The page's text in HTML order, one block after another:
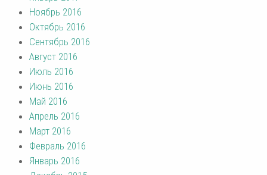
Ноябрь 2016
Октябрь 2016
Сентябрь 2016
Август 2016
Июль 2016
Июнь 2016
Май 2016
Апрель 2016
Март 2016
Февраль 2016
Январь 2016